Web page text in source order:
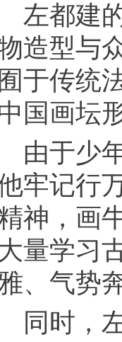
左都建
造型与
囿于传统
国画坛
由于少
牢记行
神，画
量学习
、气势
同时，